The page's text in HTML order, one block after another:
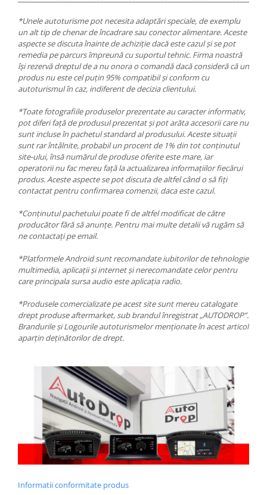
*Unele autoturisme pot necesita adaptări speciale, de exemplu
un alt tip de chenar de încadrare sau conector alimentare. Aceste
aspecte se discuta înainte de achiziție dacă este cazul și se pot
remedia pe parcurs împreună cu suportul tehnic. Firma noastră
își rezervă dreptul de a nu onora o comandă dacă consideră că un
produs nu este cel puțin 95% compatibil și conform cu
autoturismul în caz, indiferent de decizia clientului.
*Toate fotografiile produselor prezentate au caracter informativ,
pot diferi față de produsul prezentat și pot arăta accesorii care nu
sunt incluse în pachetul standard al produsului. Aceste situații
sunt rar întâlnite, probabil un procent de 1% din tot conținutul
site-ului, însă numărul de produse oferite este mare, iar
operatorii nu fac mereu față la actualizarea informațiilor fiecărui
produs. Aceste aspecte se pot discuta de altfel când o să fiți
contactat pentru confirmarea comenzii, daca este cazul.
*Conținutul pachetului poate fi de altfel modificat de către
producător fără să anunțe. Pentru mai multe detalii vă rugăm să
ne contactați pe email.
*Platformele Android sunt recomandate iubitorilor de tehnologie
multimedia, aplicații și internet și nerecomandate celor pentru
care principala sursa audio este aplicația radio.
*Produsele comercializate pe acest site sunt mereu catalogate
drept produse aftermarket, sub brandul înregistrat „AUTODROP”.
Brandurile și Logourile autoturismelor menționate în acest articol
aparțin deținătorilor de drept.
Informatii conformitate produs